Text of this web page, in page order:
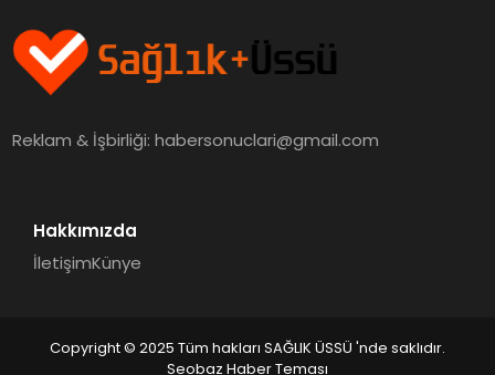
Reklam & İşbirliği:habersonuclari@gmail.com
Hakkımızda
İletişimKünye
Copyright © 2025 Tüm hakları SAĞLIK ÜSSÜ 'nde saklıdır.
Seobaz Haber Teması